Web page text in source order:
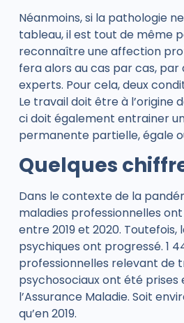
Néanmoins, si la pathologie
tableau, il est tout de même
reconnaître une affection
fera alors au cas par cas, par
experts. Pour cela, deux
Le travail doit être à l’origine
ci doit également entrainer
permanente partielle, égale
Quelques
Dans le contexte de la
maladies professionnelles ont
entre 2019 et 2020. Toutefois,
psychiques ont progressé. 1
professionnelles relevant de
psychosociaux ont été
l’Assurance Maladie. Soit
qu’en 2019.